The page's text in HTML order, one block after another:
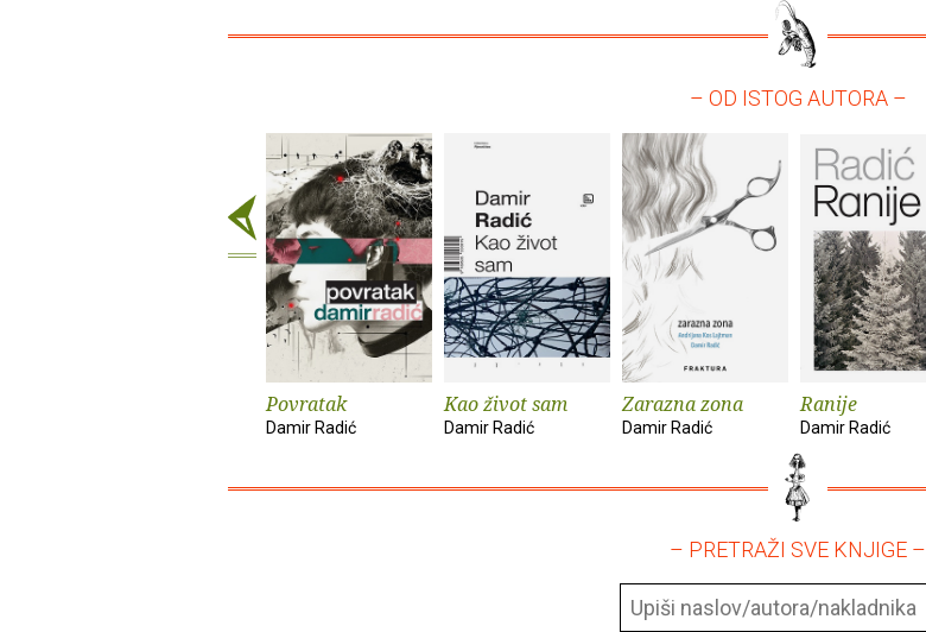
– OD ISTOG AUTORA –
Povratak
Damir Radić
Kao život sam
Damir Radić
Zarazna zona
Damir Radić
Ranije
Damir Radić
– PRETRAŽI SVE KNJIGE –